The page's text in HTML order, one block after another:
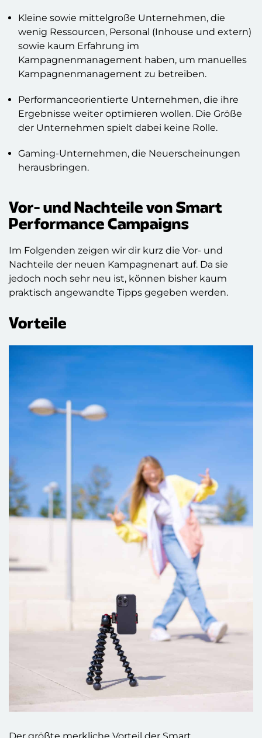
Kleine sowie mittelgroße Unternehmen, die
wenig Ressourcen, Personal (Inhouse und extern)
sowie kaum Erfahrung im
Kampagnenmanagement haben, um manuelles
Kampagnenmanagement zu betreiben.
Performanceorientierte Unternehmen, die ihre
Ergebnisse weiter optimieren wollen. Die Größe
der Unternehmen spielt dabei keine Rolle.
Gaming-Unternehmen, die Neuerscheinungen
herausbringen.
Vor- und Nachteile von Smart
Performance Campaigns
Im Folgenden zeigen wir dir kurz die Vor- und
Nachteile der neuen Kampagnenart auf. Da sie
jedoch noch sehr neu ist, können bisher kaum
praktisch angewandte Tipps gegeben werden.
Vorteile